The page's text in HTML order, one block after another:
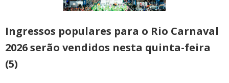
Ingressos populares para o Rio Carnaval
2026 serão vendidos nesta quinta-feira
(5)